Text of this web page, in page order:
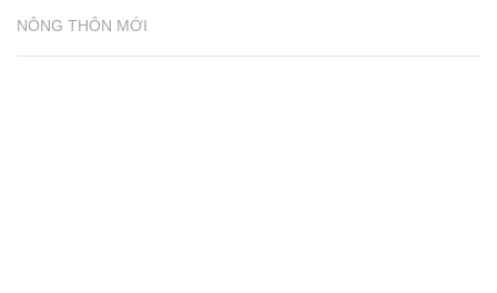
NÔNG THÔN MỚI